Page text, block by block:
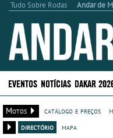
Tudo Sobre Rodas Andar de
EVENTOS NOTÍCIAS DAKAR
Motos catálogo e preços
directório
mapa